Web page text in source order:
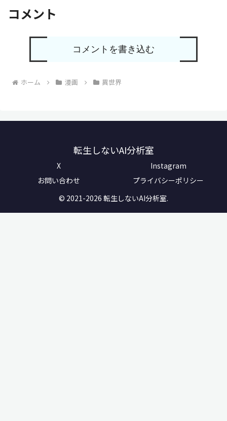
コメント
コメントを書き込む
ホーム 漫画 異世界
転生しないAI分析室
X
Instagram
お問い合わせ
プライバシーポリシー
© 2021-2026 転生しないAI分析室.